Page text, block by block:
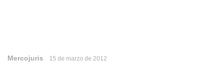
Mercojuris 15 de marzo de 2012